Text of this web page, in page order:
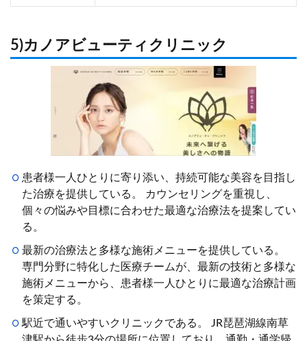
5)カノアビューティクリニック
患者様一人ひとりに寄り添い、持続可能な美容を目指し
た治療を提供している。 カウンセリングを重視し、
個々の悩みや目標に合わせた最適な治療法を提案してい
る。
最新の治療法と多様な施術メニューを提供している。
専門分野に特化した医療チームが、最新の技術と多様な
施術メニューから、患者様一人ひとりに最適な治療計画
を策定する。
駅近で通いやすいクリニックである。 JR琵琶湖線南草